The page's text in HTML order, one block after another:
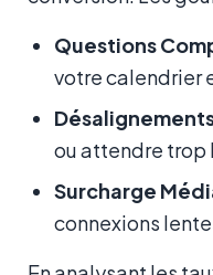
Questions
votre calendrier
ou attendre trop
Surcharge
connexions